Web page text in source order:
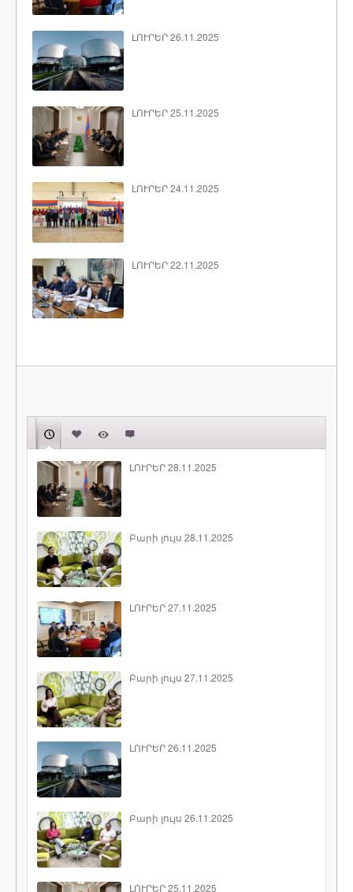
ԼՈՒՐԵՐ 26.11.2025
ԼՈՒՐԵՐ 25.11.2025
ԼՈՒՐԵՐ 24.11.2025
ԼՈՒՐԵՐ 22.11.2025
ԼՈՒՐԵՐ 28.11.2025
Բարի լույս 28.11.2025
ԼՈՒՐԵՐ 27.11.2025
Բարի լույս 27.11.2025
ԼՈՒՐԵՐ 26.11.2025
Բարի լույս 26.11.2025
ԼՈՒՐԵՐ 25.11.2025